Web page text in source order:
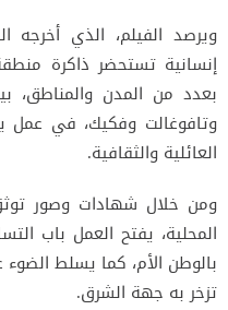
ويرصد الفيلم، الذي أخرجه
إنسانية تستحضر ذاكرة
بعدد من المدن والمناطق،
وتافوغالت وفكيك، في عمل
العائلية والثقافية.
ومن خلال شهادات وصور توثق
المحلية، يفتح العمل باب
بالوطن الأم، كما يسلط
تزخر به جهة الشرق.